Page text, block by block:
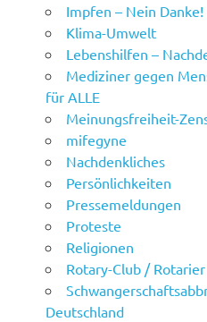
Impfen – Nein Danke!
Klima-Umwelt
Lebenshilfen –
Mediziner gegen
für ALLE
Meinungsfreiheit-
mifegyne
Nachdenkliches
Persönlichkeiten
Pressemeldungen
Proteste
Religionen
Rotary-Club / Rotarier
Deutschland